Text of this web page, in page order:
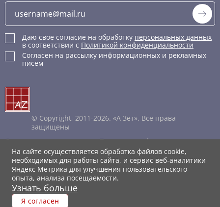
Даю свое согласие на обработку персональных данных
в соответствии с Политикой конфиденциальности
Согласен на рассылку информационных и рекламных
писем
© Copyright, 2011-2026. «А Зет». Все права
защищены
Соглашение пользователя Политика конфиденциальности
Правила обработки cookie
Каталог XML
На сайте осуществляется обработка файлов cookie,
необходимых для работы сайта, и сервис веб-аналитики
Яндекс Метрика для улучшения пользовательского
опыта, анализа посещаемости.
Узнать больше
Я согласен